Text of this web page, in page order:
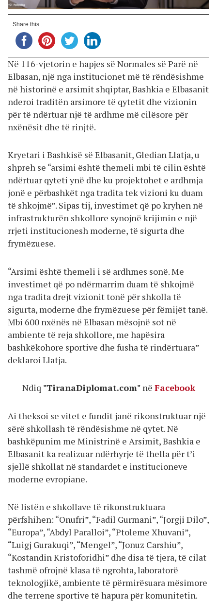
Share this...
Në 116-vjetorin e hapjes së Normales së Parë në
Elbasan, një nga institucionet më të rëndësishme
në historinë e arsimit shqiptar, Bashkia e Elbasanit
nderoi traditën arsimore të qytetit dhe vizionin
për të ndërtuar një të ardhme më cilësore për
nxënësit dhe të rinjtë.
Kryetari i Bashkisë së Elbasanit, Gledian Llatja, u
shpreh se “arsimi është themeli mbi të cilin është
ndërtuar qyteti ynë dhe ku projektohet e ardhmja
jonë e përbashkët nga tradita tek vizioni ku duam
të shkojmë”. Sipas tij, investimet që po kryhen në
infrastrukturën shkollore synojnë krijimin e një
rrjeti institucionesh moderne, të sigurta dhe
frymëzuese.
“Arsimi është themeli i së ardhmes sonë. Me
investimet që po ndërmarrim duam të shkojmë
nga tradita drejt vizionit tonë për shkolla të
sigurta, moderne dhe frymëzuese për fëmijët tanë.
Mbi 600 nxënës në Elbasan mësojnë sot në
ambiente të reja shkollore, me hapësira
bashkëkohore sportive dhe fusha të rindërtuara”
deklaroi Llatja.
Ndiq "TiranaDiplomat.com" në Facebook
Ai theksoi se vitet e fundit janë rikonstruktuar një
sërë shkollash të rëndësishme në qytet. Në
bashkëpunim me Ministrinë e Arsimit, Bashkia e
Elbasanit ka realizuar ndërhyrje të thella për t’i
sjellë shkollat në standardet e institucioneve
moderne evropiane.
Në listën e shkollave të rikonstruktuara
përfshihen: “Onufri”, “Fadil Gurmani”, “Jorgji Dilo”,
“Europa”, “Abdyl Paralloi”, “Ptoleme Xhuvani”,
“Luigj Gurakuqi”, “Mengel”, “Jonuz Carshiu”,
“Kostandin Kristoforidhi” dhe disa të tjera, të cilat
tashmë ofrojnë klasa të ngrohta, laboratorë
teknologjikë, ambiente të përmirësuara mësimore
dhe terrene sportive të hapura për komunitetin.